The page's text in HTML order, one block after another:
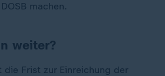
machen.
weiter?
die Frist zur Einreichung der